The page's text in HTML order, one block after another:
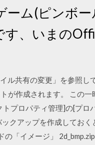
ーム(ピンボ
、いまの
共有の変更」を参照し
が作成されます。 この
プロパティ管理]の[プ
クアップを作成してお
「イメージ」